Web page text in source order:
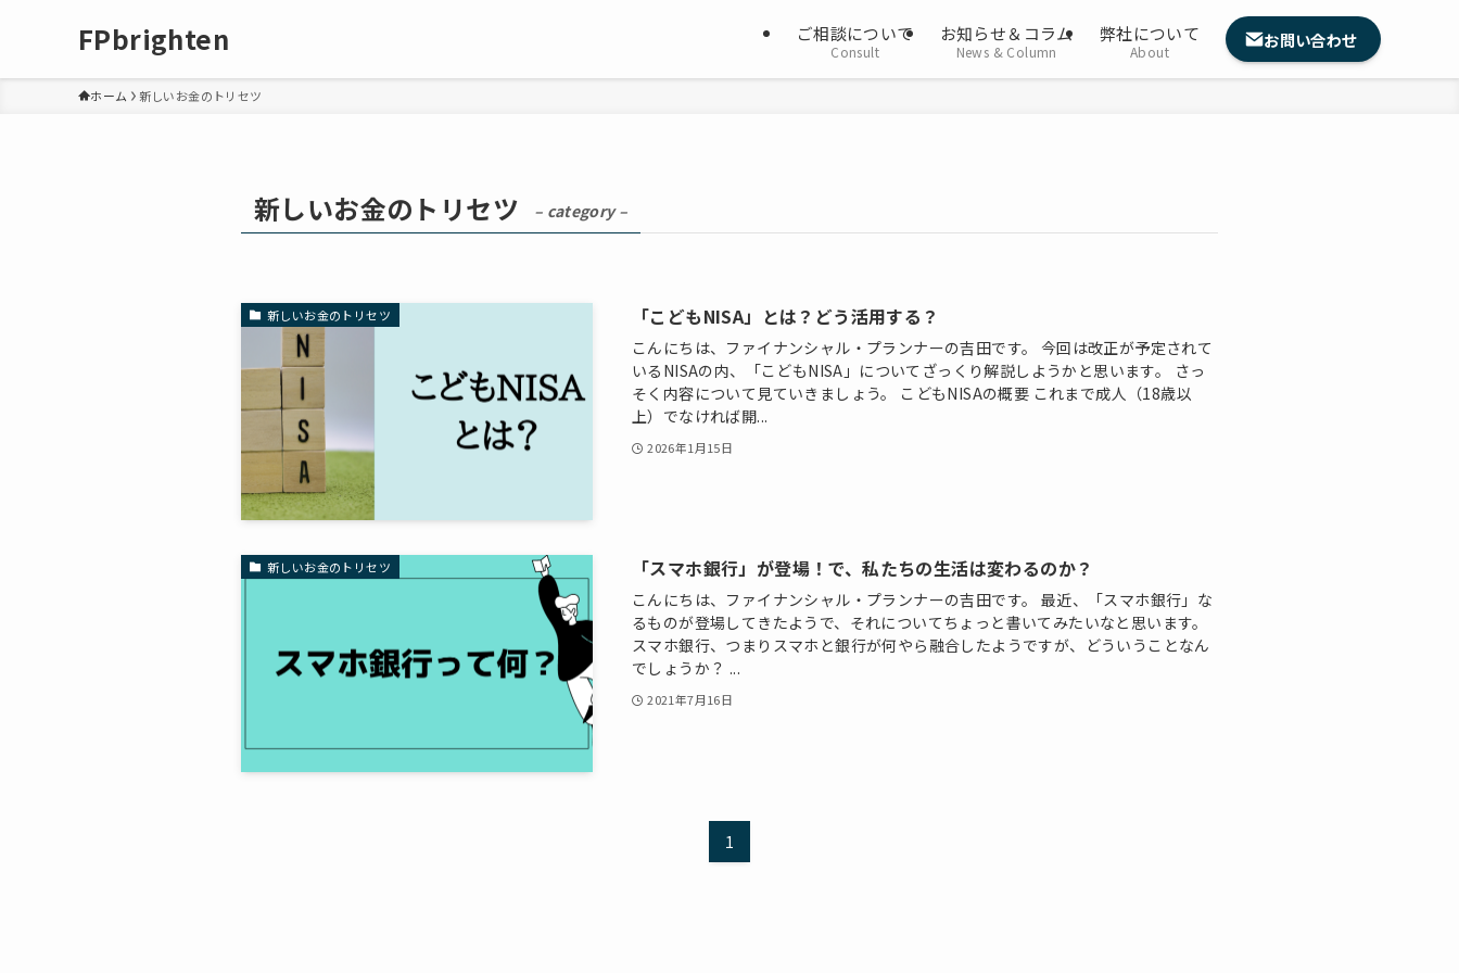
FPbrighten ご相談について
Consult
お知らせ＆コラム
News & Column
弊社について
About
お問い合わせ
ホーム 新しいお金のトリセツ
新しいお金のトリセツ – category –
新しいお金のトリセツ 「こどもNISA」とは？どう活用する？
こんにちは、ファイナンシャル・プランナーの吉田です。 今回は改正が予定されて
いるNISAの内、「こどもNISA」についてざっくり解説しようかと思います。 さっ
そく内容について見ていきましょう。 こどもNISAの概要 これまで成人（18歳以
上）でなければ開...
2026年1月15日
新しいお金のトリセツ 「スマホ銀行」が登場！で、私たちの生活は変わるのか？
こんにちは、ファイナンシャル・プランナーの吉田です。 最近、「スマホ銀行」な
るものが登場してきたようで、それについてちょっと書いてみたいなと思います。
スマホ銀行、つまりスマホと銀行が何やら融合したようですが、どういうことなん
でしょうか？ ...
2021年7月16日
1